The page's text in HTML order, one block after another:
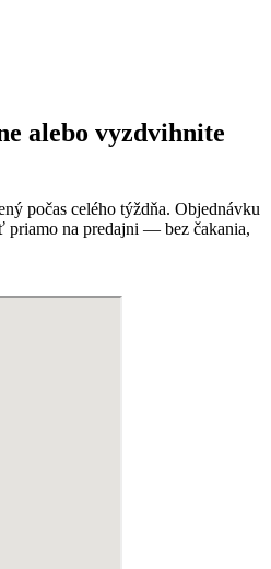
alebo vyzdvihnite
počas celého týždňa. Objednávku
priamo na predajni — bez čakania,